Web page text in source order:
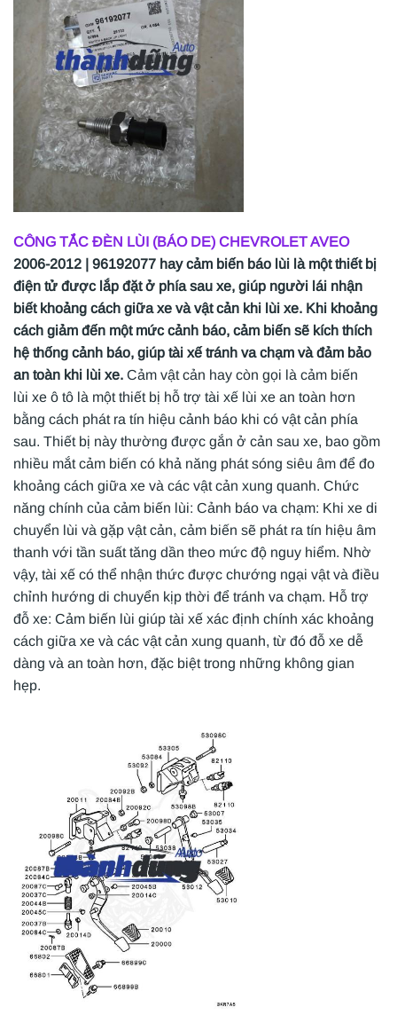
CÔNG TẮC ĐÈN LÙI (BÁO DE) CHEVROLET AVEO
2006-2012 | 96192077 hay cảm biến báo lùi là một thiết bị
điện tử được lắp đặt ở phía sau xe, giúp người lái nhận
biết khoảng cách giữa xe và vật cản khi lùi xe. Khi khoảng
cách giảm đến một mức cảnh báo, cảm biến sẽ kích thích
hệ thống cảnh báo, giúp tài xế tránh va chạm và đảm bảo
an toàn khi lùi xe. Cảm vật cản hay còn gọi là cảm biến
lùi xe ô tô là một thiết bị hỗ trợ tài xế lùi xe an toàn hơn
bằng cách phát ra tín hiệu cảnh báo khi có vật cản phía
sau. Thiết bị này thường được gắn ở cản sau xe, bao gồm
nhiều mắt cảm biến có khả năng phát sóng siêu âm để đo
khoảng cách giữa xe và các vật cản xung quanh. Chức
năng chính của cảm biến lùi: Cảnh báo va chạm: Khi xe di
chuyển lùi và gặp vật cản, cảm biến sẽ phát ra tín hiệu âm
thanh với tần suất tăng dần theo mức độ nguy hiểm. Nhờ
vậy, tài xế có thể nhận thức được chướng ngại vật và điều
chỉnh hướng di chuyển kịp thời để tránh va chạm. Hỗ trợ
đỗ xe: Cảm biến lùi giúp tài xế xác định chính xác khoảng
cách giữa xe và các vật cản xung quanh, từ đó đỗ xe dễ
dàng và an toàn hơn, đặc biệt trong những không gian
hẹp.